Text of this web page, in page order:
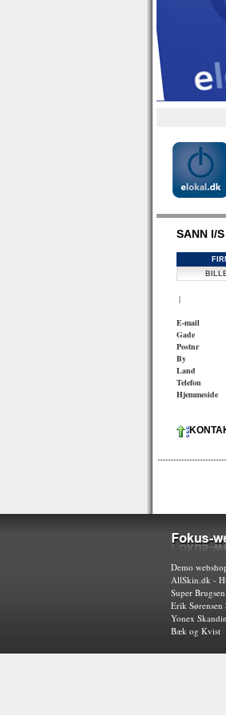
SANN I/
|
E-mail
Gade
Postnr
By
Land
Telefon
Hjemmeside
Demo
AllSkin.dk -
Super
Erik
Yonex
Bæk og Kvist